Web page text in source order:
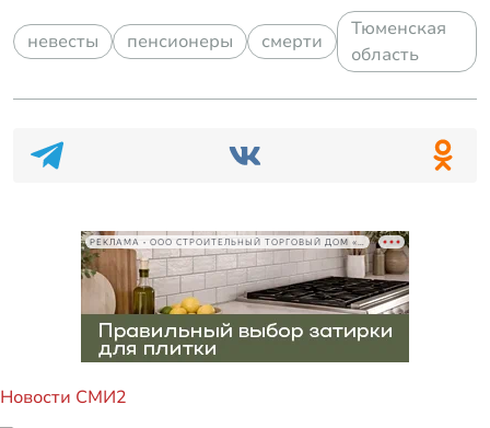
невесты пенсионеры смерти
Тюменская
область
РЕКЛАМА • ООО СТРОИТЕЛЬНЫЙ ТОРГОВЫЙ ДОМ «ПЕТРОВИЧ», ИНН 7802348846
Новости СМИ2